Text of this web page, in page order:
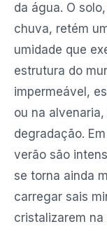
da água. O
chuva, retém
umidade que
estrutura do
impermeável,
ou na
degradação.
verão são
se torna ainda
carregar sais
cristalizarem